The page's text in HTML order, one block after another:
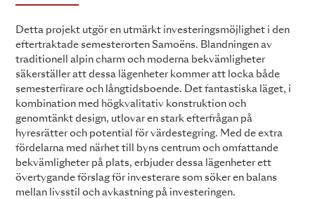
Detta projekt utgör en utmärkt investeringsmöjlighet i den
eftertraktade semesterorten Samoëns. Blandningen av
traditionell alpin charm och moderna bekvämligheter
säkerställer att dessa lägenheter kommer att locka både
semesterfirare och långtidsboende. Det fantastiska läget, i
kombination med högkvalitativ konstruktion och
genomtänkt design, utlovar en stark efterfrågan på
hyresrätter och potential för värdestegring. Med de extra
fördelarna med närhet till byns centrum och omfattande
bekvämligheter på plats, erbjuder dessa lägenheter ett
övertygande förslag för investerare som söker en balans
mellan livsstil och avkastning på investeringen.